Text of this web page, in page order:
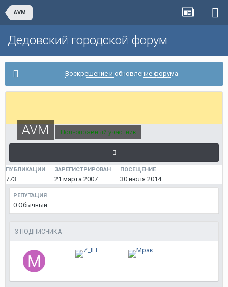
AVM
Дедовский городской форум
Воскрешение и обновление форума
AVM Полноправный участник
ПУБЛИКАЦИИ
773
ЗАРЕГИСТРИРОВАН
21 марта 2007
ПОСЕЩЕНИЕ
30 июля 2014
РЕПУТАЦИЯ
0 Обычный
3 ПОДПИСЧИКА